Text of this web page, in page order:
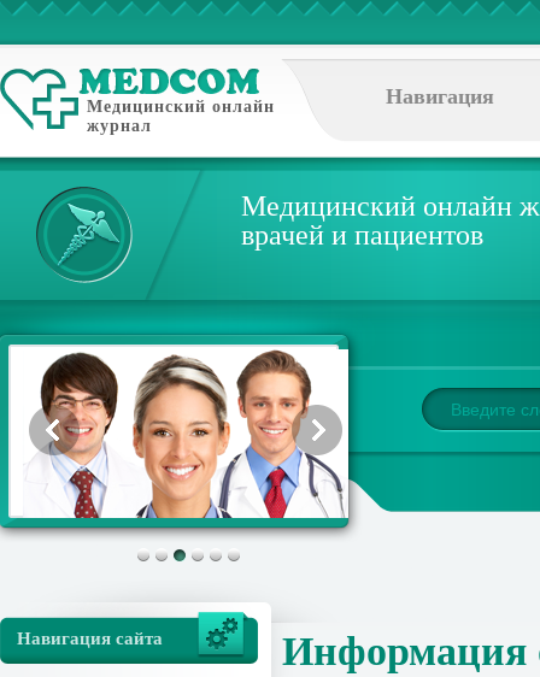
Медицинский онлайн
журнал
Навигация
Медицинский онлайн
врачей и пациентов
Навигация сайта
Информация